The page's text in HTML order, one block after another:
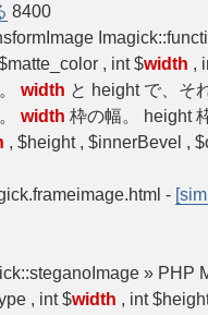
8400
, int $width ,
width と height で、そ
width 枠の幅。 height
, $height , $innerBevel ,
-
»
, int $width , int